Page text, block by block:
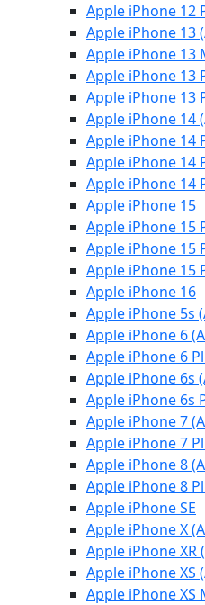
Apple iPhone 12
Apple iPhone 13
Apple iPhone 13
Apple iPhone 13
Apple iPhone 13
Apple iPhone 14
Apple iPhone 14
Apple iPhone 14
Apple iPhone 14
Apple iPhone 15
Apple iPhone 15
Apple iPhone 15
Apple iPhone 15
Apple iPhone 16
Apple iPhone 5s
Apple iPhone 6
Apple iPhone 6
Apple iPhone 6s
Apple iPhone 6s
Apple iPhone 7
Apple iPhone 7
Apple iPhone 8
Apple iPhone 8
Apple iPhone SE
Apple iPhone X
Apple iPhone XR
Apple iPhone XS
Apple iPhone XS